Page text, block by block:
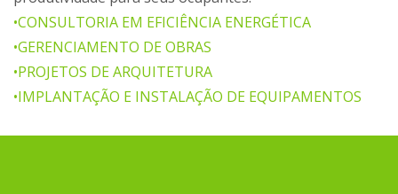
•CONSULTORIA EM EFICIÊNCIA ENERGÉTICA
•GERENCIAMENTO DE OBRAS
•PROJETOS DE ARQUITETURA
•IMPLANTAÇÃO E INSTALAÇÃO DE EQUIPAMENTOS